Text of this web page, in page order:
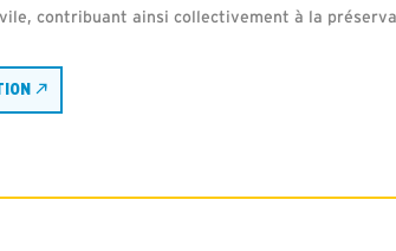
contribuant ainsi collectivement à la